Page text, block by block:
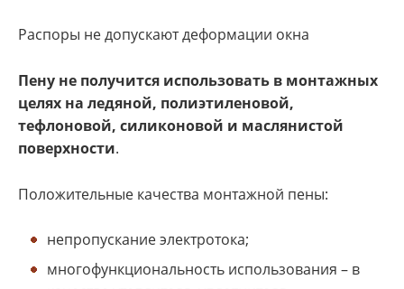
Распоры не допускают деформации окна
Пену не получится использовать в монтажных
целях на ледяной, полиэтиленовой,
тефлоновой, силиконовой и маслянистой
поверхности.
Положительные качества монтажной пены:
непропускание электротока;
многофункциональность использования – в